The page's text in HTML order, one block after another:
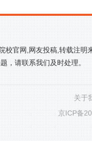
校官网,网友投稿,转载注
，请联系我们及时处理。
关于
京ICP备